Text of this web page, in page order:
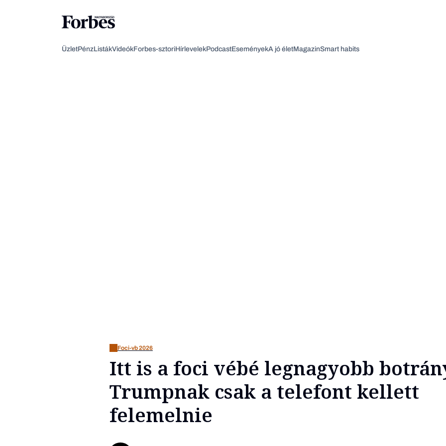
ÜzletPénzListákVideókForbes-sztoriHírlevelekPodcastEseményekA jó életMagazinSmart habits
Foci-vb 2026
Itt is a foci vébé legnagyobb
Trumpnak csak a telefont kellett
felemelnie